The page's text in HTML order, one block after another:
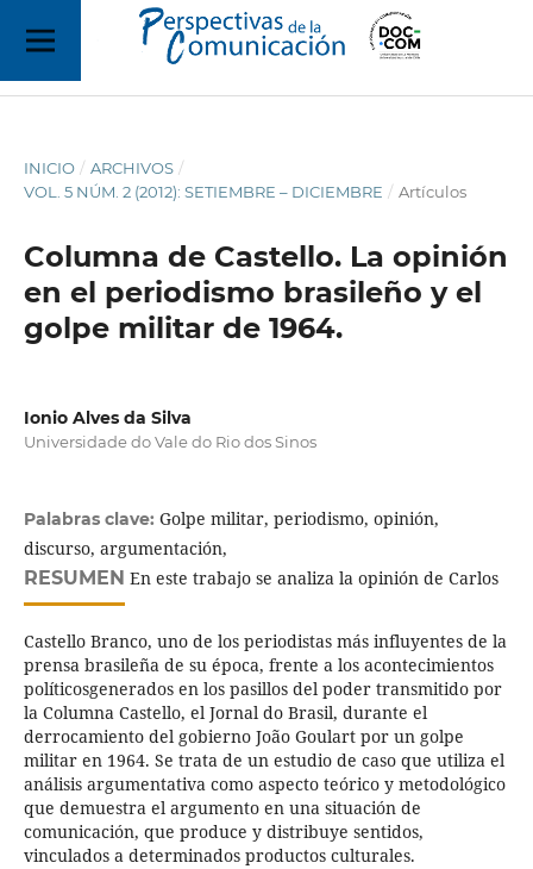
INICIO / ARCHIVOS /
VOL. 5 NÚM. 2 (2012): SETIEMBRE – DICIEMBRE / Artículos
Columna de Castello. La opinión
en el periodismo brasileño y el
golpe militar de 1964.
Ionio Alves da Silva
Universidade do Vale do Rio dos Sinos
Palabras clave: Golpe militar, periodismo, opinión,
discurso, argumentación,
RESUMEN En este trabajo se analiza la opinión de Carlos
Castello Branco, uno de los periodistas más influyentes de la
prensa brasileña de su época, frente a los acontecimientos
políticosgenerados en los pasillos del poder transmitido por
la Columna Castello, el Jornal do Brasil, durante el
derrocamiento del gobierno João Goulart por un golpe
militar en 1964. Se trata de un estudio de caso que utiliza el
análisis argumentativa como aspecto teórico y metodológico
que demuestra el argumento en una situación de
comunicación, que produce y distribuye sentidos,
vinculados a determinados productos culturales.